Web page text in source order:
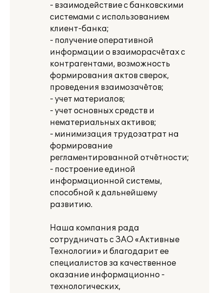
- взаимодействие с банковскими
системами с использованием
клиент-банка;
- получение оперативной
информации о взаиморасчётах с
контрагентами, возможность
формирования актов сверок,
проведения взаимозачётов;
- учет материалов;
- учет основных средств и
нематериальных активов;
- минимизация трудозатрат на
формирование
регламентированной отчётности;
- построение единой
информационной системы,
способной к дальнейшему
развитию.
Наша компания рада
сотрудничать с ЗАО «Активные
Технологии» и благодарит ее
специалистов за качественное
оказание информационно -
технологических,